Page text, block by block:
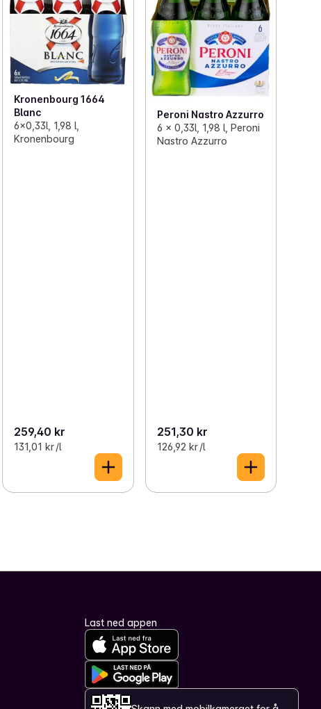
Kronenbourg 1664
Blanc
6x0,33l, 1,98 l,
Kronenbourg
259,40 kr
131,01 kr /l
Peroni Nastro Azzurro
6 x 0,33l, 1,98 l, Peroni
Nastro Azzurro
251,30 kr
126,92 kr /l
Last ned appen